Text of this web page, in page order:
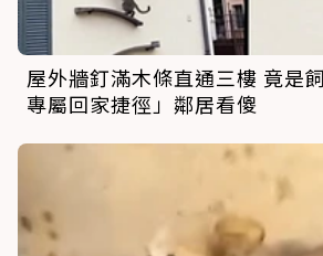
屋外牆釘滿木條直通三樓 竟是
專屬回家捷徑」鄰居看傻